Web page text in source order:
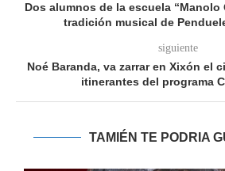
Dos alumnos de la escuela “Manolo
tradición musical de
siguiente
Noé Baranda, va zarrar en Xixón el
itinerantes del programa
TAMIÉN TE PODRIA